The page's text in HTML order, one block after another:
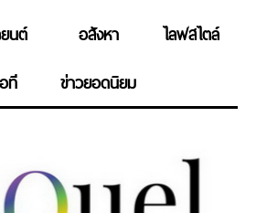
นต์ อสังหา
ไลฟสไตล์
ที ข่าวยอดนิยม